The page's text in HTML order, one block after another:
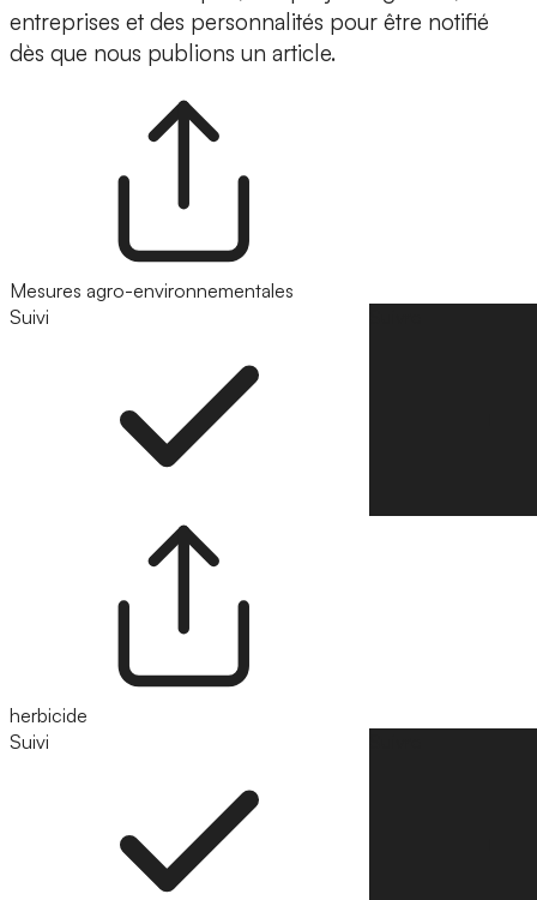
entreprises et des personnalités pour être notifié
dès que nous publions un article.
Mesures agro-environnementales
Suivi
herbicide
Suivi